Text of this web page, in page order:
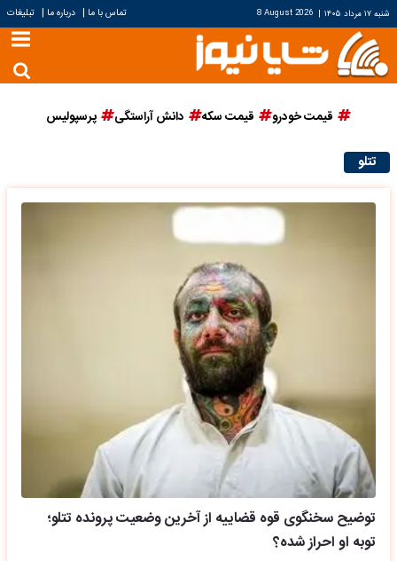
شنبه ۱۷ مرداد ۱۴۰۵ |
8 August 2026 تماس با ما | درباره ما | تبلیغات
قیمت خودرو قیمت سکه دانش آراستگی پرسپولیس
تتلو
توضیح سخنگوی قوه قضاییه از آخرین وضعیت پرونده تتلو؛
توبه او احراز شده؟